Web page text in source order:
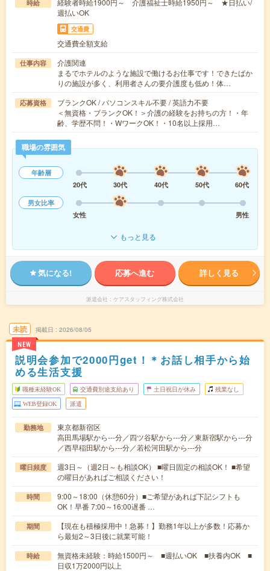
時給
経験者時給1900円～ 介護福祉士時給1950円～ ★日払い/
週払いOK
交通費
交通費全額支給
仕事内容
介護関連
まるでホテルのような施設で働けるお仕事です！できたばか
りの施設が多く、利用者さんの要介護度も低め！体…
応募資格
ブランクOK / パソコンスキル不要 / 英語力不要
＜無資格・ブランクOK！＞介護の経験をお持ちの方！・年
齢、学歴不問！・WワークOK！・10名以上採用…
職場の雰囲気
年齢層
20代
30代 40代 50代
60代
男女比率
女性
男性
もっと見る
気になる! 応募へ進む 詳しく見る
派遣会社 ケアスタッフィング株式会社
未読
NEW
掲載日 2026/08/05
説明会参加で2000円get！＊お話し相手から始
める生活支援
職種未経験OK 交通費別途支給あり 土日祝日が休み 残業なし
WEB登録OK 派遣
勤務地
東京都新宿区
高田馬場駅から---分／四ツ谷駅から---分／東新宿駅から---分
／西早稲田駅から---分／若松河田駅から---分
曜日頻度
週3日～（週2日～も相談OK） ■曜日固定の相談OK！ ■希望
の曜日があればご相談ください！
時間
9:00～18:00（休憩60分）■ご希望があれば下記シフトも
OK！早番 7:00～16:00遅番 …
期間
【現在も積極採用中！急募！】勤務1年以上が多数！応募か
ら最短2～3日後に就業可能！
時給
無資格未経験：時給1500円～ ■週払いOK ■扶養内OK ■
日収1万2000円以上